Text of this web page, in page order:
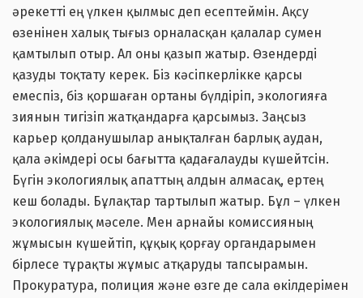
әрекетті ең үлкен қылмыс деп есептеймін. Ақсу
өзенінен халық тығыз орналасқан қалалар сумен
қамтылып отыр. Ал оны қазып жатыр. Өзендерді
қазуды тоқтату керек. Біз кәсіпкерлікке қарсы
емеспіз, біз қоршаған ортаны бүлдіріп, экологияға
зиянын тигізіп жатқандарға қарсымыз. Заңсыз
карьер қолданушылар анықталған барлық аудан,
қала әкімдері осы бағытта қадағалауды күшейтсін.
Бүгін экологиялық апаттың алдын алмасақ, ертең
кеш болады. Бұлақтар тартылып жатыр. Бұл – үлкен
экологиялық мәселе. Мен арнайы комиссияның
жұмысын күшейтіп, құқық қорғау органдарымен
бірлесе тұрақты жұмыс атқаруды тапсырамын.
Прокуратура, полиция және өзге де сала өкілдерімен